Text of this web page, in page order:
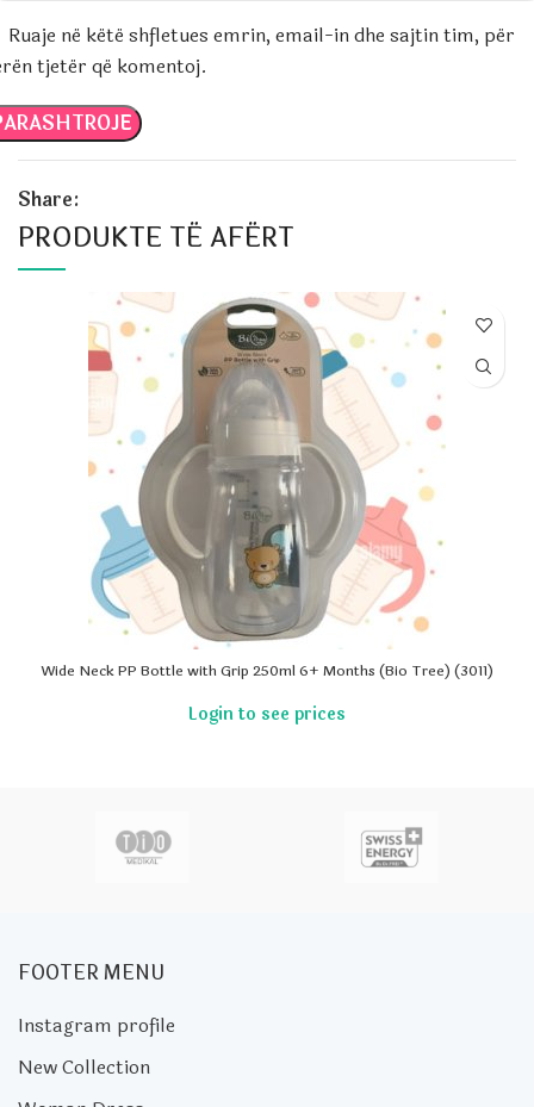
Ruaje në këtë shfletues emrin, email-in dhe sajtin tim, për
tjetër që komentoj.
Share:
PRODUKTE TË AFËRT
Wide Neck PP Bottle with Grip 250ml 6+ Months (Bio Tree) (3011)
FOOTER MENU
Instagram profile
New Collection